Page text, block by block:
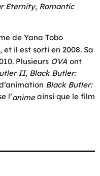
Eternity, Romantic
de Yana Tobo
il est sorti en 2008. Sa
Plusieurs OVA ont
II, Black Butler:
Black Butler:
l’animeainsi que le film